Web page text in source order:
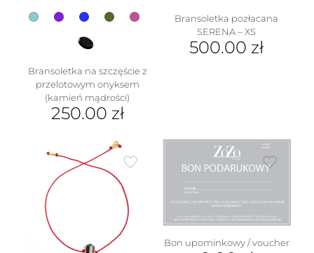
Bransoletka na szczęście z
przelotowym onyksem
(kamień mądrości)
250.00 zł
produkt
ma
wiele
wariantów.
stronie
Bransoletka pozłacana
SERENA – XS
500.00 zł
Bon upominkowy / voucher